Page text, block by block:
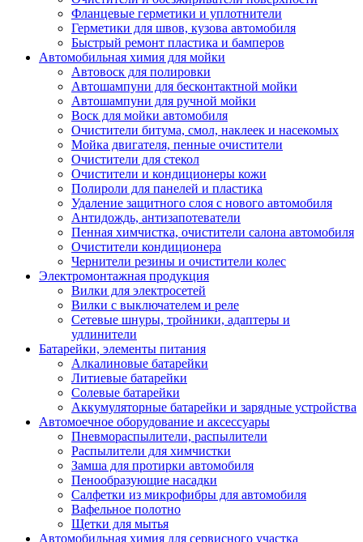
Фланцевые герметики и уплотнители
Герметики для швов, кузова автомобиля
Быстрый ремонт пластика и бамперов
Автомобильная химия для мойки
Автовоск для полировки
Автошампуни для бесконтактной мойки
Автошампуни для ручной мойки
Воск для мойки автомобиля
Очистители битума, смол, наклеек и насекомых
Мойка двигателя, пенные очистители
Очистители для стекол
Очистители и кондиционеры кожи
Полироли для панелей и пластика
Удаление защитного слоя с нового автомобиля
Антидождь, антизапотеватели
Пенная химчистка, очистители салона автомобиля
Очистители кондиционера
Чернители резины и очистители колес
Электромонтажная продукция
Вилки для электросетей
Вилки с выключателем и реле
Сетевые шнуры, тройники, адаптеры и
удлинители
Батарейки, элементы питания
Алкалиновые батарейки
Литиевые батарейки
Солевые батарейки
Аккумуляторные батарейки и зарядные устройства
Автомоечное оборудование и аксессуары
Пневмораспылители, распылители
Распылители для химчистки
Замша для протирки автомобиля
Пенообразующие насадки
Салфетки из микрофибры для автомобиля
Вафельное полотно
Щетки для мытья
Автомобильная химия для сервисного участка